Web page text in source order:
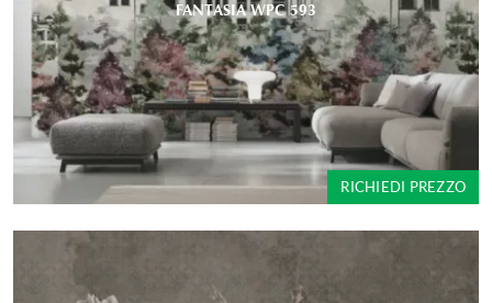
FANTASIA WPC 593
RICHIEDI PREZZO